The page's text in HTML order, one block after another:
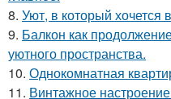
8. Уют, в который хочется
9. Балкон как
уютного пространства.
10. Однокомнатная
11. Винтажное